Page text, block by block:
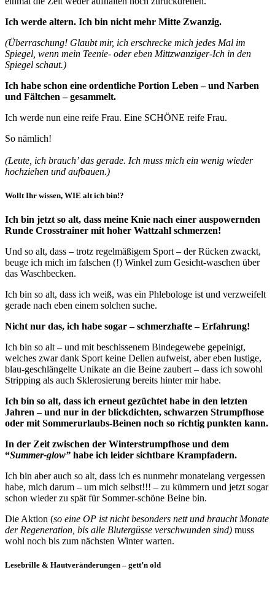
Ich werde altern. Ich bin nicht mehr Mitte Zwanzig.
(Überraschung! Glaubt mir, ich erschrecke mich jedes Mal im
Spiegel, wenn mein Teenie- oder eben Mittzwanziger-Ich in den
Spiegel schaut.)
Ich habe schon eine ordentliche Portion Leben – und Narben
und Fältchen – gesammelt.
Ich werde nun eine reife Frau. Eine SCHÖNE reife Frau.
So nämlich!
(Leute, ich brauch’ das gerade. Ich muss mich ein wenig wieder
hochziehen und aufbauen.)
Wollt Ihr wissen, WIE alt ich bin!?
Ich bin jetzt so alt, dass meine Knie nach einer auspowernden
Runde Crosstrainer mit hoher Wattzahl schmerzen!
Und so alt, dass – trotz regelmäßigem Sport – der Rücken zwackt,
beuge ich mich im falschen (!) Winkel zum Gesicht-waschen über
das Waschbecken.
Ich bin so alt, dass ich weiß, was ein Phlebologe ist und verzweifelt
gerade nach eben einem solchen suche.
Nicht nur das, ich habe sogar – schmerzhafte – Erfahrung!
Ich bin so alt – und mit beschissenem Bindegewebe gepeinigt,
welches zwar dank Sport keine Dellen aufweist, aber eben lustige,
blau-geschlängelte Unikate an die Beine zaubert – dass ich sowohl
Stripping als auch Sklerosierung bereits hinter mir habe.
Ich bin so alt, dass ich erneut gezüchtet habe in den letzten
Jahren – und nur in der blickdichten, schwarzen Strumpfhose
oder mit Sommerurlaubs-Beinen noch so richtig punkten kann.
In der Zeit zwischen der Winterstrumpfhose und dem
“Summer-glow” habe ich leider sichtbare Krampfadern.
Ich bin aber auch so alt, dass ich es nunmehr monatelang vergessen
habe, mich darum – um mich selbst!!! – zu kümmern und jetzt sogar
schon wieder zu spät für Sommer-schöne Beine bin.
Die Aktion (so eine OP ist nicht besonders nett und braucht Monate
der Regeneration, bis alle Blutergüsse verschwunden sind) muss
wohl noch bis zum nächsten Winter warten.
Lesebrille & Hautveränderungen – gett’n old